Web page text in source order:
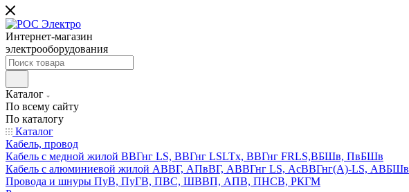
Интернет-магазин
электрооборудования
Каталог
По всему сайту
По каталогу
Каталог
Кабель, провод
Кабель с медной жилой ВВГнг LS, ВВГнг LSLTx, ВВГнг FRLS,ВБШв, ПвБШв
Кабель с алюминиевой жилой АВВГ, АПвВГ, АВВГнг LS, АсВВГнг(А)-LS, АВБШв
Провода и шнуры ПуВ, ПуГВ, ПВС, ШВВП, АПВ, ПНСВ, РКГМ